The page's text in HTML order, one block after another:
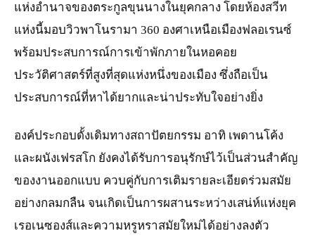
แห่งอำนาจของตระกูลขุนนางในยุคกลาง โดยห้องสวีท
แห่งนี้มอบวิวพาโนรามา 360 องศาเหนือเมืองฟลอเรนซ์
พร้อมประสบการณ์การเข้าพักภายในหอคอย
ประวัติศาสตร์ที่สูงที่สุดแห่งหนึ่งของเมือง ซึ่งถือเป็น
ประสบการณ์ที่หาได้ยากและน่าประทับใจอย่างยิ่ง
องค์ประกอบดั้งเดิมทางสถาปัตยกรรม อาทิ เพดานโค้ง
และผนังเฟรสโก ยังคงได้รับการอนุรักษ์ไว้เป็นส่วนสำคัญ
ของงานออกแบบ ควบคู่กับการเติมรายละเอียดร่วมสมัย
อย่างกลมกลืน จนเกิดเป็นการผสานระหว่างเสน่ห์แห่งยุค
เรอเนซองส์และความหรูหราสมัยใหม่ได้อย่างลงตัว